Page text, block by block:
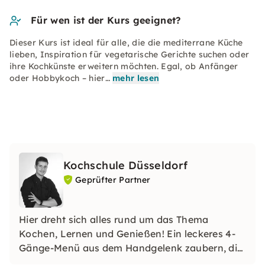
Für wen ist der Kurs geeignet?
Dieser Kurs ist ideal für alle, die die mediterrane Küche
lieben, Inspiration für vegetarische Gerichte suchen oder
ihre Kochkünste erweitern möchten. Egal, ob Anfänger
oder Hobbykoch – hier… mehr lesen
Kochschule Düsseldorf
Geprüfter Partner
Hier dreht sich alles rund um das Thema
Kochen, Lernen und Genießen! Ein leckeres 4-
Gänge-Menü aus dem Handgelenk zaubern, die